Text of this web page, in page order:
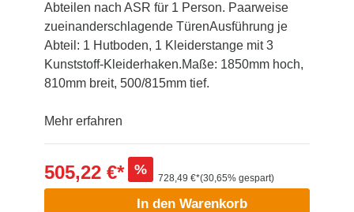
Abteilen nach ASR für 1 Person. Paarweise
zueinanderschlagende TürenAusführung je
Abteil: 1 Hutboden, 1 Kleiderstange mit 3
Kunststoff-Kleiderhaken.Maße: 1850mm hoch,
810mm breit, 500/815mm tief.
Mehr erfahren
505,22 €* %
728,49 €*(30,65% gespart)
In den Warenkorb